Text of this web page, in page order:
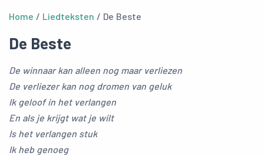
Home / Liedteksten / De Beste
De Beste
De winnaar kan alleen nog maar verliezen
De verliezer kan nog dromen van geluk
Ik geloof in het verlangen
En als je krijgt wat je wilt
Is het verlangen stuk
Ik heb genoeg